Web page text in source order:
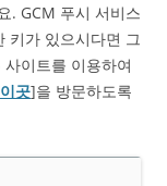
. GCM 푸시 서비스
키가 있으시다면 그
이트를 이용하여
이곳]을 방문하도록